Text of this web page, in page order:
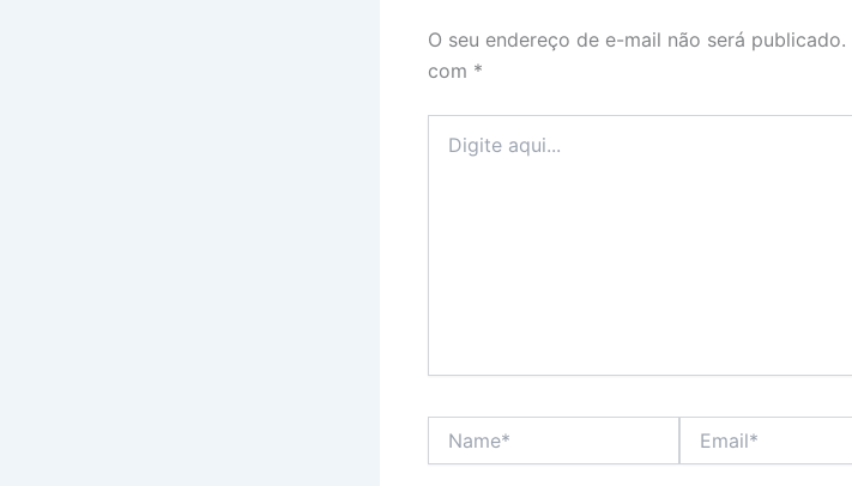
O seu endereço de e-mail não será publicado.
com *
aqui...